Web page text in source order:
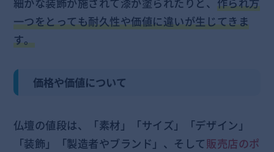
細かな装飾が施されて漆が塗られたりと、 作られ方
一つをとっても耐久性や価値に違いが生じてきま
す。
価格や価値について
仏壇の値段は、「素材」「サイズ」「デザイン」
「装飾」「製造者やブランド」、そして販売店のポ